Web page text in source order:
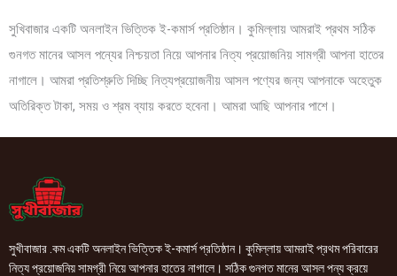
সুখিবাজার একটি অনলাইন ভিত্তিক ই-কমার্স প্রতিষ্ঠান। কুমিল্লায় আমরাই প্রথম সঠিক
গুনগত মানের আসল পন্যের নিশ্চয়তা নিয়ে আপনার নিত্য প্রয়োজনিয় সামগ্রী আপনা হাতের
নাগালে। আমরা প্রতিশ্রুতি দিচ্ছি নিত্যপ্রয়োজনীয় আসল পণ্যের জন্য আপনাকে অহেতুক
অতিরিক্ত টাকা, সময় ও শ্রম ব্যায় করতে হবেনা। আমরা আছি আপনার পাশে।
সুখীবাজার .কম একটি অনলাইন ভিত্তিক ই-কমার্স প্রতিষ্ঠান। কুমিল্লায় আমরাই প্রথম পরিবারের
নিত্য প্রয়োজনিয় সামগ্রী নিয়ে আপনার হাতের নাগালে। সঠিক গুনগত মানের আসল পন্য ক্রয়ে